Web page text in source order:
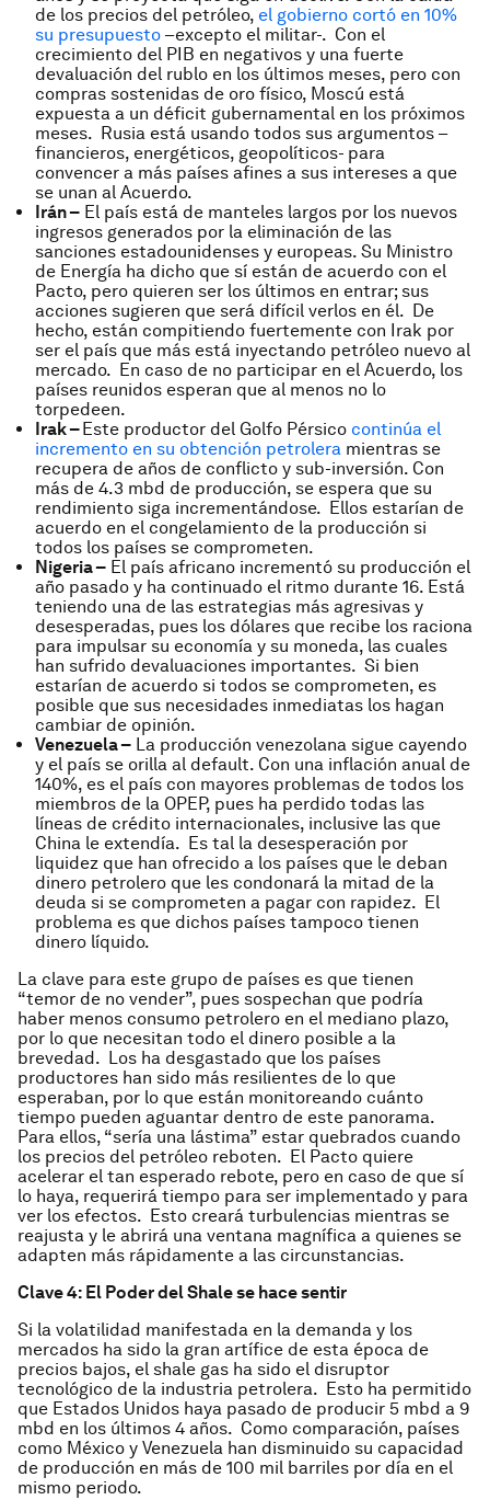
de los precios del petróleo, el gobierno cortó en 10%
su presupuesto –excepto el militar-. Con el
crecimiento del PIB en negativos y una fuerte
devaluación del rublo en los últimos meses, pero con
compras sostenidas de oro físico, Moscú está
expuesta a un déficit gubernamental en los próximos
meses. Rusia está usando todos sus argumentos –
financieros, energéticos, geopolíticos- para
convencer a más países afines a sus intereses a que
se unan al Acuerdo.
Irán – El país está de manteles largos por los nuevos
ingresos generados por la eliminación de las
sanciones estadounidenses y europeas. Su Ministro
de Energía ha dicho que sí están de acuerdo con el
Pacto, pero quieren ser los últimos en entrar; sus
acciones sugieren que será difícil verlos en él. De
hecho, están compitiendo fuertemente con Irak por
ser el país que más está inyectando petróleo nuevo al
mercado. En caso de no participar en el Acuerdo, los
países reunidos esperan que al menos no lo
torpedeen.
Irak –Este productor del Golfo Pérsico continúa el
incremento en su obtención petrolera mientras se
recupera de años de conflicto y sub-inversión. Con
más de 4.3 mbd de producción, se espera que su
rendimiento siga incrementándose. Ellos estarían de
acuerdo en el congelamiento de la producción si
todos los países se comprometen.
Nigeria – El país africano incrementó su producción el
año pasado y ha continuado el ritmo durante 16. Está
teniendo una de las estrategias más agresivas y
desesperadas, pues los dólares que recibe los raciona
para impulsar su economía y su moneda, las cuales
han sufrido devaluaciones importantes. Si bien
estarían de acuerdo si todos se comprometen, es
posible que sus necesidades inmediatas los hagan
cambiar de opinión.
Venezuela – La producción venezolana sigue cayendo
y el país se orilla al default. Con una inflación anual de
140%, es el país con mayores problemas de todos los
miembros de la OPEP, pues ha perdido todas las
líneas de crédito internacionales, inclusive las que
China le extendía. Es tal la desesperación por
liquidez que han ofrecido a los países que le deban
dinero petrolero que les condonará la mitad de la
deuda si se comprometen a pagar con rapidez. El
problema es que dichos países tampoco tienen
dinero líquido.
La clave para este grupo de países es que tienen
“temor de no vender”, pues sospechan que podría
haber menos consumo petrolero en el mediano plazo,
por lo que necesitan todo el dinero posible a la
brevedad. Los ha desgastado que los países
productores han sido más resilientes de lo que
esperaban, por lo que están monitoreando cuánto
tiempo pueden aguantar dentro de este panorama.
Para ellos, “sería una lástima” estar quebrados cuando
los precios del petróleo reboten. El Pacto quiere
acelerar el tan esperado rebote, pero en caso de que sí
lo haya, requerirá tiempo para ser implementado y para
ver los efectos. Esto creará turbulencias mientras se
reajusta y le abrirá una ventana magnífica a quienes se
adapten más rápidamente a las circunstancias.
Clave 4: El Poder delShalese hace sentir
Si la volatilidad manifestada en la demanda y los
mercados ha sido la gran artífice de esta época de
precios bajos, el shale gas ha sido el disruptor
tecnológico de la industria petrolera. Esto ha permitido
que Estados Unidos haya pasado de producir 5 mbd a 9
mbd en los últimos 4 años. Como comparación, países
como México y Venezuela han disminuido su capacidad
de producción en más de 100 mil barriles por día en el
mismo periodo.